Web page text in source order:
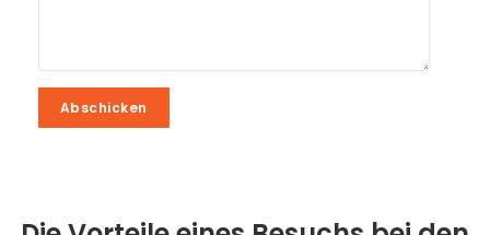
Abschicken
Abschicken